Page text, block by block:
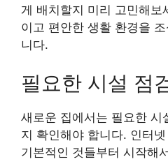
게 배치할지 미리 고민해보
이고 편안한 생활 환경을
니다.
필요한 시설 점
새로운 집에서는 필요한 시
지 확인해야 합니다. 인터
기본적인 것들부터 시작해